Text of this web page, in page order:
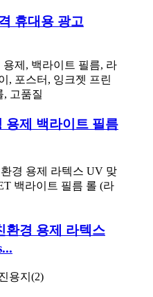
휴대용 광고
용제 백라이트 필름
환경 용제 라텍스